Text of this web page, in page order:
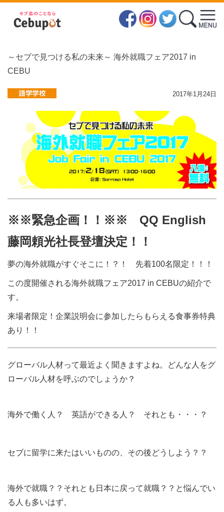
～セブで見つける私の未来～ 海外就職フェア2017 in
CEBU
2017年1月24日
※※緊急企画！！※※ QQ English
藤岡頼光社長登壇決定！！
夢の海外就職がすぐそこに！？！ 先着100名限定！！！
この度開催される海外就職フェア2017 in CEBUの紹介で
す。
来場者限定！企業説明会に参加したらもらえる食事券特典
あり！！
グローバル人材って最近よく聞きますよね。どんな人をグ
ローバル人材を呼ぶのでしょうか？
海外で働く人？ 英語ができる人？ それとも・・・？
セブに留学に来たはいいものの、その後どうしよう？？
海外で就職？？それとも日本に戻って就職？？と悩んでい
る人も多いはず。